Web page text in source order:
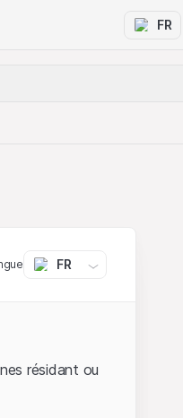
FR
FR
résidant ou